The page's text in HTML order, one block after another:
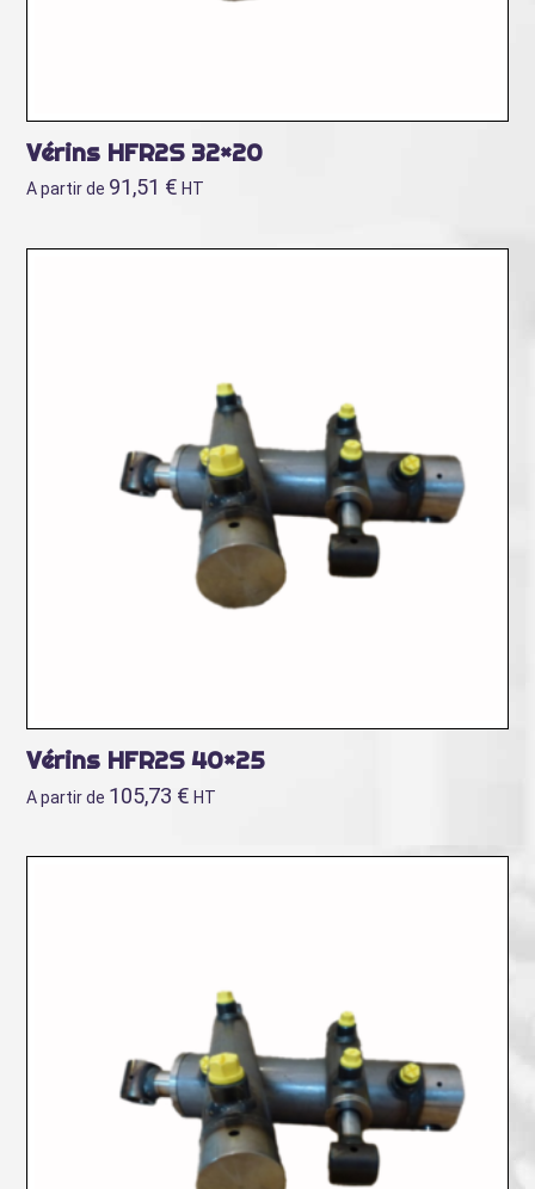
Vérins HFR2S 32×20
A partir de 91,51 € HT
Vérins HFR2S 40×25
A partir de 105,73 € HT